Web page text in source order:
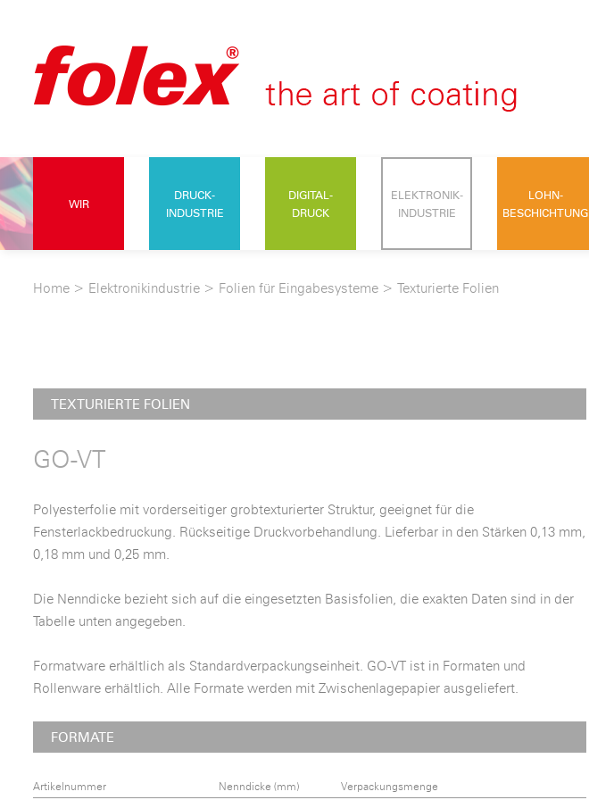
WIR
DRUCK-
INDUSTRIE
DIGITAL-
DRUCK
ELEKTRONIK-
INDUSTRIE
LOHN-
BESCHICHTUNG
Home > Elektronikindustrie > Folien für Eingabesysteme > Texturierte Folien
TEXTURIERTE FOLIEN
GO-VT
Polyesterfolie mit vorderseitiger grobtexturierter Struktur, geeignet für die
Fensterlackbedruckung. Rückseitige Druckvorbehandlung. Lieferbar in den Stärken 0,13 mm,
0,18 mm und 0,25 mm.
Die Nenndicke bezieht sich auf die eingesetzten Basisfolien, die exakten Daten sind in der
Tabelle unten angegeben.
Formatware erhältlich als Standardverpackungseinheit. GO-VT ist in Formaten und
Rollenware erhältlich. Alle Formate werden mit Zwischenlagepapier ausgeliefert.
FORMATE
Artikelnummer Nenndicke (mm) Verpackungsmenge